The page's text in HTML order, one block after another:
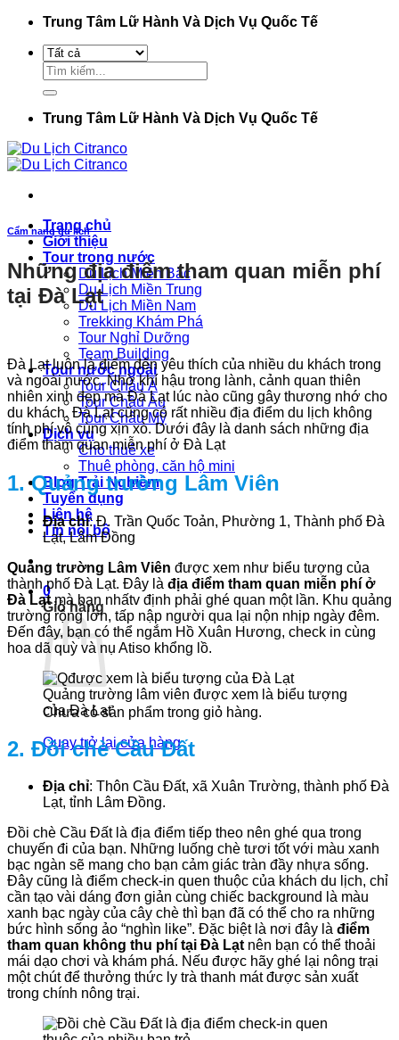
Trung Tâm Lữ Hành Và Dịch Vụ Quốc Tế
Tìm
kiếm:
Trung Tâm Lữ Hành Và Dịch Vụ Quốc Tế
Trang chủ
Giới thiệu
Tour trong nước
Du Lịch Miền Bắc
Du Lịch Miền Trung
Du Lịch Miền Nam
Trekking Khám Phá
Tour Nghỉ Dưỡng
Team Building
Tour nước ngoài
Tour Châu Á
Tour Châu Âu
Tour Châu Mỹ
Dịch vụ
Cho thuê xe
Thuê phòng, căn hộ mini
Blog Trải Nghiệm
Tuyển dụng
Liên hệ
Tin nội bộ
0
Giỏ hàng
Chưa có sản phẩm trong giỏ hàng.
Quay trở lại cửa hàng
Cẩm nang du lịch
Những địa điểm tham quan miễn phí
tại Đà Lạt
Đà Lạt luôn là điểm đến yêu thích của nhiều du khách trong
và ngoài nước. Nhờ khí hậu trong lành, cảnh quan thiên
nhiên xinh đẹp mà Đà Lạt lúc nào cũng gây thương nhớ cho
du khách. Đà Lạt cũng có rất nhiều địa điểm du lịch không
tính phí vô cùng xịn xò. Dưới đây là danh sách những địa
điểm tham quan miễn phí ở Đà Lạt
1. Quảng trường Lâm Viên
Địa chỉ: Đ. Trần Quốc Toản, Phường 1, Thành phố Đà
Lạt, Lâm Đồng
Quảng trường Lâm Viên được xem như biểu tượng của
thành phố Đà Lạt. Đây là địa điểm tham quan miễn phí ở
Đà Lạtmà bạn nhấtv định phải ghé quan một lần. Khu quảng
trường rộng lớn, tấp nập người qua lại nộn nhịp ngày đêm.
Đến đây, bạn có thể ngắm Hồ Xuân Hương, check in cùng
hoa dã quỳ và nụ Atiso khổng lồ.
Quảng trường lâm viên được xem là biểu tượng
của Đà Lạt
2. Đồi chè Cầu Đất
Địa chỉ: Thôn Cầu Đất, xã Xuân Trường, thành phố Đà
Lạt, tỉnh Lâm Đồng.
Đồi chè Cầu Đất là địa điểm tiếp theo nên ghé qua trong
chuyến đi của bạn. Những luống chè tươi tốt với màu xanh
bạc ngàn sẽ mang cho bạn cảm giác tràn đầy nhựa sống.
Đây cũng là điểm check-in quen thuộc của khách du lịch, chỉ
cần tạo vài dáng đơn giản cùng chiếc background là màu
xanh bạc ngày của cây chè thì bạn đã có thể cho ra những
bức hình sống ảo “nghìn like”. Đặc biệt là nơi đây là điểm
tham quan không thu phí tại Đà Lạtnên bạn có thể thoải
mái dạo chơi và khám phá. Nếu được hãy ghé lại nông trại
một chút để thưởng thức ly trà thanh mát được sản xuất
trong chính nông trại.